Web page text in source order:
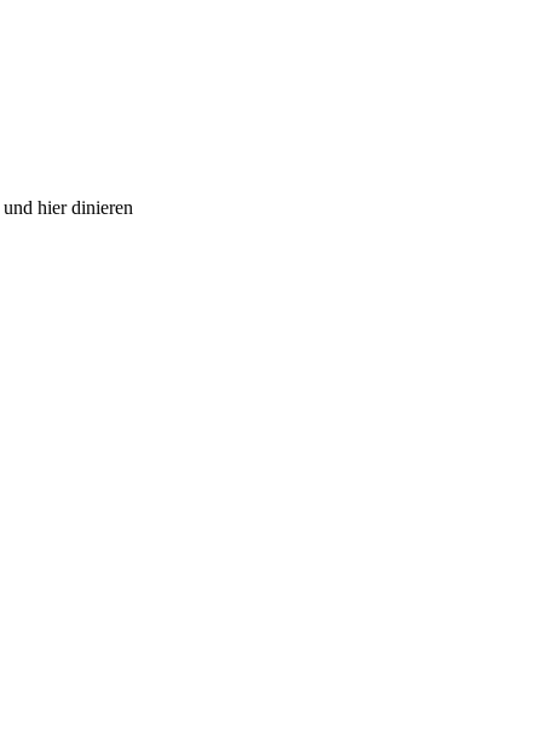
hier dinieren